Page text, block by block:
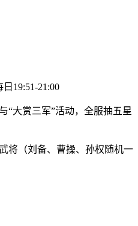
19:51-21:00
“大赏三军”活动，全服抽五星
将（刘备、曹操、孙权随机一